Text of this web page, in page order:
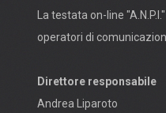
La testata on-line
operatori di
Direttore responsabile
Andrea Liparoto